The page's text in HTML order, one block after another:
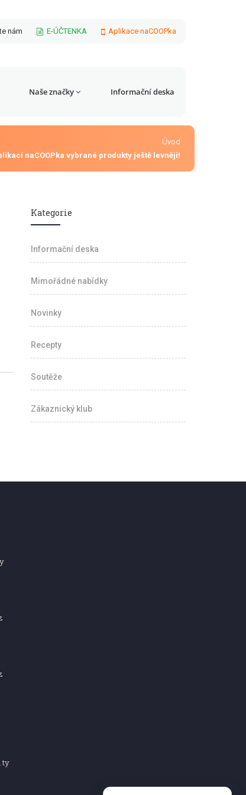
nám E-ÚČTENKA Aplikace naCOOPka
Naše značky Informační deska
Úvod
naCOOPka vybrané produkty ještě levněji!
Kategorie
Informační deska
Mimořádné nabídky
Novinky
Recepty
Soutěže
Zákaznický klub
ty